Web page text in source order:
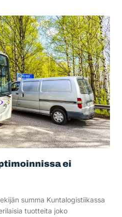
ei
summa Kuntalogistiikassa
tuotteita joko